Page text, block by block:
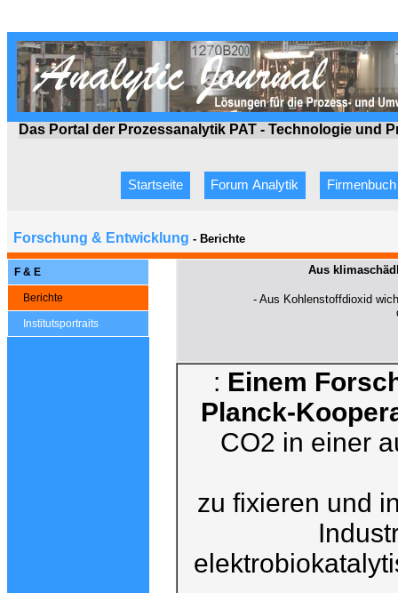
Das Portal der Prozessanalytik PAT - Technologie und
Startseite Forum Analytik Firmenbuch
Forschung & Entwicklung - Berichte
F & E
Berichte
Institutsportraits
Aus
- Aus Kohlenstoffdioxid
: Einem
Planck-
CO2 in einer
zu fixieren und